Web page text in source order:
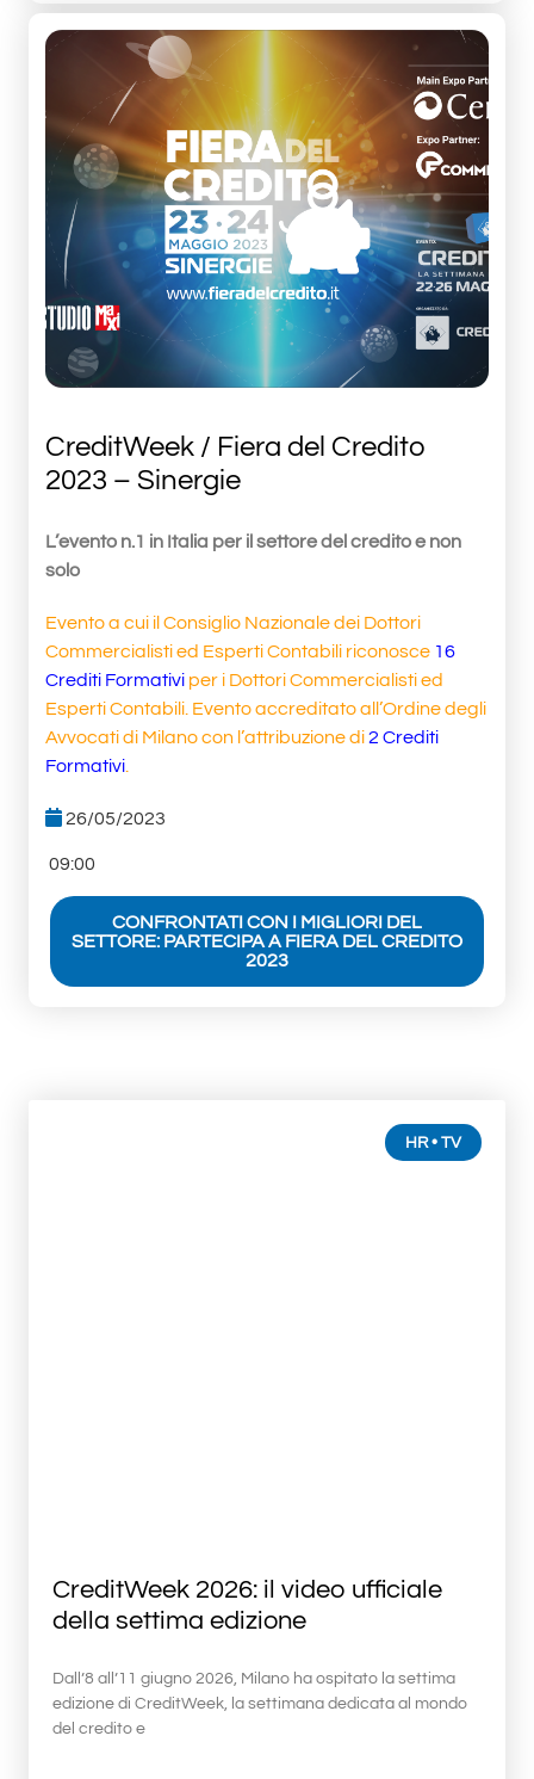
CreditWeek / Fiera del Credito
2023 – Sinergie
L’evento n.1 in Italia per il settore del credito e non
solo
Evento a cui il Consiglio Nazionale dei Dottori
Commercialisti ed Esperti Contabili riconosce 16
Crediti Formativi per i Dottori Commercialisti ed
Esperti Contabili. Evento accreditato all’Ordine degli
Avvocati di Milano con l’attribuzione di2 Crediti
Formativi
26/05/2023
09:00
CONFRONTATI CON I MIGLIORI DEL
SETTORE: PARTECIPA A FIERA DEL CREDITO
2023
CreditWeek 2026: il video ufficiale
della settima edizione
Dall’8 all’11 giugno 2026, Milano ha ospitato la settima
edizione di CreditWeek, la settimana dedicata al mondo
del credito e
HR • TV